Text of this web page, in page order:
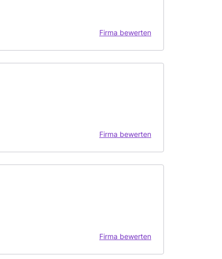
Firma bewerten
Firma bewerten
Firma bewerten